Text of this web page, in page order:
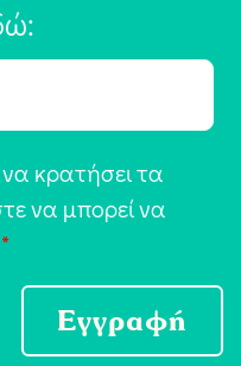
κρατήσει τα
να μπορεί να
*
Εγγραφή